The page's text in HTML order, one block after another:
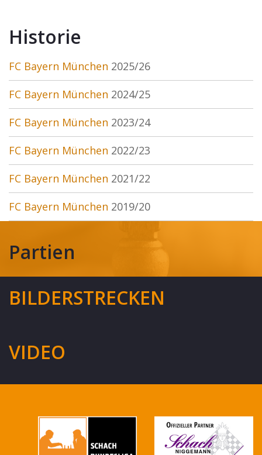
Historie
FC Bayern München 2025/26
FC Bayern München 2024/25
FC Bayern München 2023/24
FC Bayern München 2022/23
FC Bayern München 2021/22
FC Bayern München 2019/20
Partien
BILDERSTRECKEN
VIDEO